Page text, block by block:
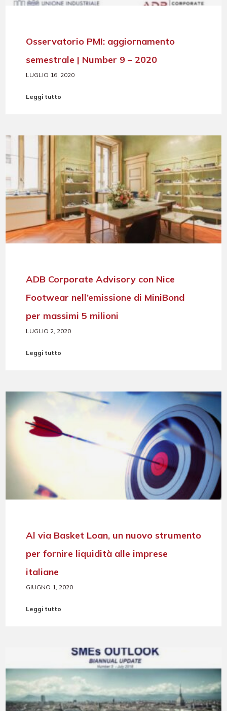
Osservatorio PMI: aggiornamento
semestrale | Number 9 – 2020
LUGLIO 16, 2020
Leggi tutto
ADB Corporate Advisory con Nice
Footwear nell’emissione di MiniBond
per massimi 5 milioni
LUGLIO 2, 2020
Leggi tutto
Al via Basket Loan, un nuovo strumento
per fornire liquidità alle imprese
italiane
GIUGNO 1, 2020
Leggi tutto